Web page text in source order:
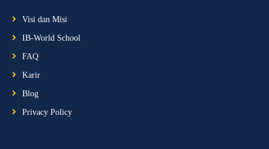
Visi dan Misi
IB-World School
FAQ
Karir
Blog
Privacy Policy